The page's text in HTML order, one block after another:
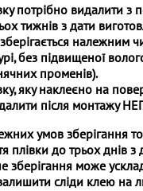
потрібно видалити з
тижнів з дати
належним
без підвищеної
променів).
, яку наклеєно на
після монтажу
умов зберігання
плівки до трьох днів з
зберігання може
сліди клею на